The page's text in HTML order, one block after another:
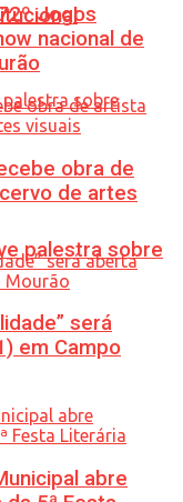
palestra sobre
Jogos
nacional de
obra de
de artes
será
em Campo
abre